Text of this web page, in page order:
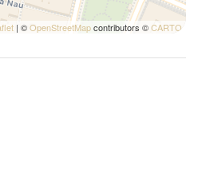
| ©OpenStreetMapcontributors ©CARTO